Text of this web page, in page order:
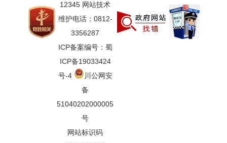
12345 网站技术
维护电话：0812-
3356287
ICP备案编号：蜀
ICP备19033424
号-4
川公网安
备
51040202000005
号
网站标识码